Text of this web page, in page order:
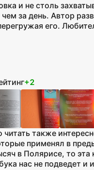
и не столь
за день. Автор
его.
+2
также
применял в
в Полярисе, то
нас не подведет и